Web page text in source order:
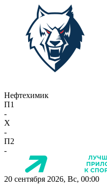
Нефтехимик
П1
-
X
-
П2
-
20 сентября 2026, Вс, 00:00